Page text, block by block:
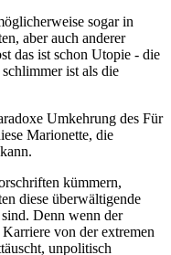
sogar in
aber auch anderer
das ist schon Utopie - die
ist als die
Umkehrung des Für
Marionette, die
kümmern,
diese überwältigende
Denn wenn der
von der extremen
unpolitisch